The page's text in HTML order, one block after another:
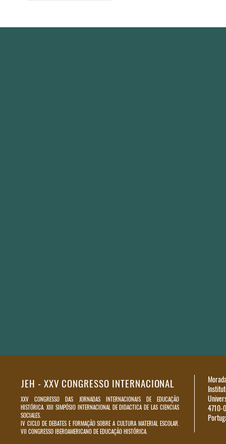
JEH - XXV CONGRESSO INTERNACIONAL
XXV CONGRESSO DAS JORNADAS INTERNACIONAIS DE EDUCAÇÃO
HISTÓRICA. XIII SIMPÓSIO INTERNACIONAL DE DIDACTICA DE LAS CIENCIAS
SOCIALES.
IV CICLO DE DEBATES E FORMAÇÃO SOBRE A CULTURA MATERIAL ESCOLAR.
VII CONGRESSO IBEROAMERICANO DE EDUCAÇÃO HISTÓRICA.
4710-